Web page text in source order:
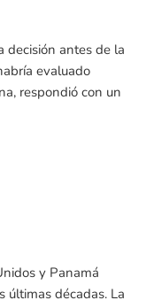
decisión antes de la
evaluado
respondió con un
y Panamá
últimas décadas. La